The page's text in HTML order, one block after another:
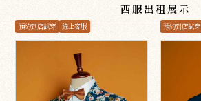
西服出租展示
預約到店試穿 線上客服 預約到店試穿